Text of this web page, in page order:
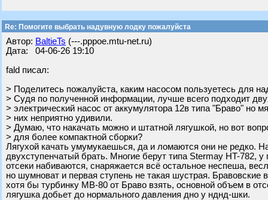
Re: Помогите выбрать надувную лодку пожалуйста
Автор: BaltieTs (---.pppoe.mtu-net.ru)
Дата: 04-06-26 19:10
fald писал:
> Поделитесь пожалуйста, каким насосом пользуетесь для
> Судя по полученной информации, лучше всего подходит
> электрический насос от аккумулятора 12в типа "Браво" но
> них неприятно удивили.
> Думаю, что накачать можно и штатной лягушкой, но вот
> для более компактной сборки?
Лягухой качать умумукаешься, да и ломаются они не редко.
двухступенчатый брать. Многие берут типа Stermay HT-782,
отсеки набиваются, снаряжается всё остальное неспеша,
но шумноват и первая ступень не такая шустрая. Бравовские
хотя бы турбинку МВ-80 от Браво взять, основной объем в
лягушка добьет до нормального давления дно у нднд-шки.